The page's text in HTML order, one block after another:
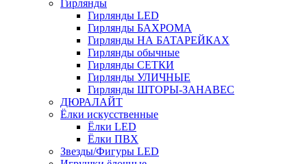
Гирлянды
Гирлянды LED
Гирлянды БАХРОМА
Гирлянды НА БАТАРЕЙКАХ
Гирлянды обычные
Гирлянды СЕТКИ
Гирлянды УЛИЧНЫЕ
Гирлянды ШТОРЫ-ЗАНАВЕС
ДЮРАЛАЙТ
Ёлки искусственные
Ёлки LED
Ёлки ПВХ
Звезды/Фигуры LED